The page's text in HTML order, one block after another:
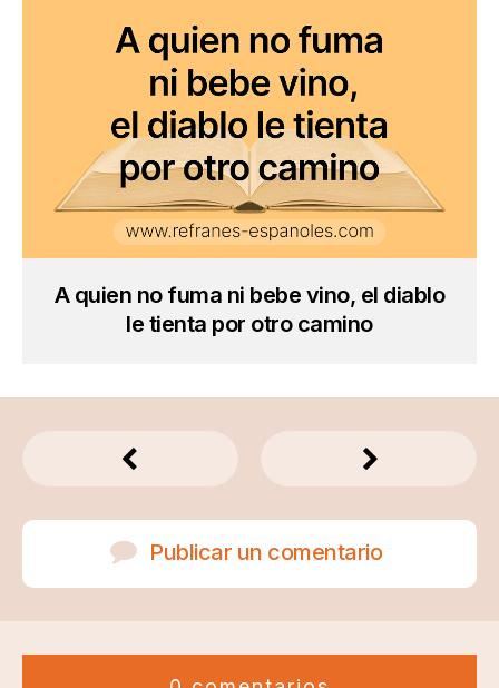
A quien no fuma ni bebe vino, el diablo
le tienta por otro camino
Publicar un comentario